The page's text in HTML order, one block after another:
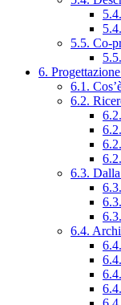
5.5. Co-
6.
6.1.
6.2.
6.3.
6.4.